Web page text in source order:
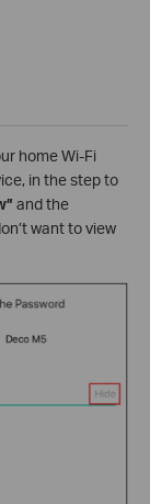
home Wi-Fi
in the step to
and the
want to view